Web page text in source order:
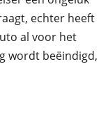
echter heeft
al voor het
wordt beëindigd,